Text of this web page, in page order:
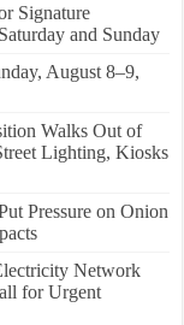
Signature
and Sunday
August 8–9,
Walks Out of
Lighting, Kiosks
Pressure on Onion
Network
for Urgent